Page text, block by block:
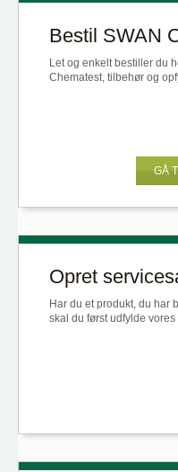
Bestil SWAN
Let og enkelt bestiller du
Chematest, tilbehør og
GÅ
Opret
Har du et produkt, du har
skal du først udfylde